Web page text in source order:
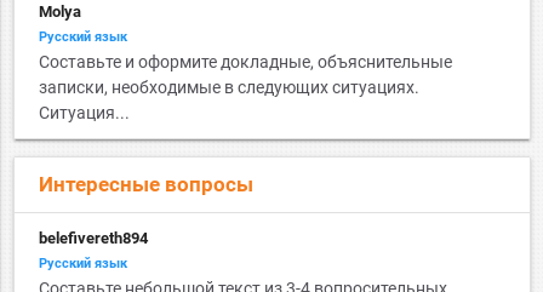
Molya
Русский язык
Составьте и оформите докладные, объяснительные
записки, необходимые в следующих ситуациях.
Ситуация...
Интересные вопросы
belefivereth894
Русский язык